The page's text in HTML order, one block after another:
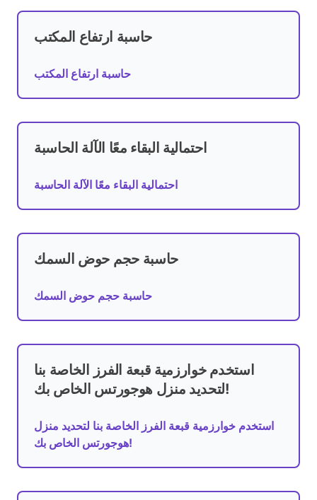
حاسبة ارتفاع المكتب
حاسبة ارتفاع المكتب
احتمالية البقاء معًا الآلة الحاسبة
احتمالية البقاء معًا الآلة الحاسبة
حاسبة حجم حوض السمك
حاسبة حجم حوض السمك
استخدم خوارزمية قبعة الفرز الخاصة بنا
لتحديد منزل هوجورتس الخاص بك!
استخدم خوارزمية قبعة الفرز الخاصة بنا لتحديد منزل
هوجورتس الخاص بك!